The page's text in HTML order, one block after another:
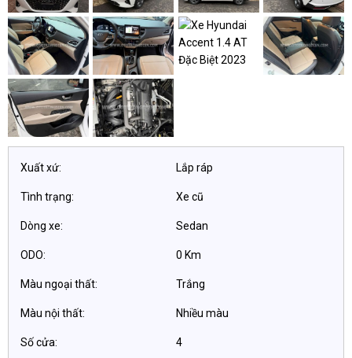
Xuất xứ: Lắp ráp
Tình trạng: Xe cũ
Dòng xe: Sedan
ODO: 0 Km
Màu ngoại thất: Trắng
Màu nội thất: Nhiều màu
Số cửa: 4